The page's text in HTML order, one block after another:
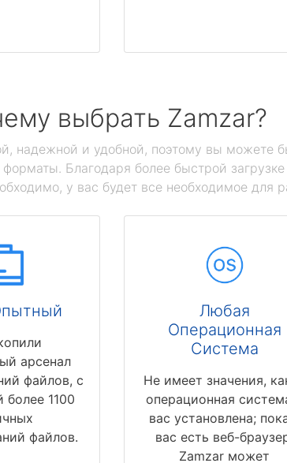
выбрать Zamzar?
надежной и удобной, поэтому вы можете
Благодаря более быстрой
у вас будет все необходимое
арсенал
файлов, с
1100
файлов.
Любая
Операционная
Система
Не имеет значения,
операционная
вас установлена;
вас есть веб-
Zamzar может